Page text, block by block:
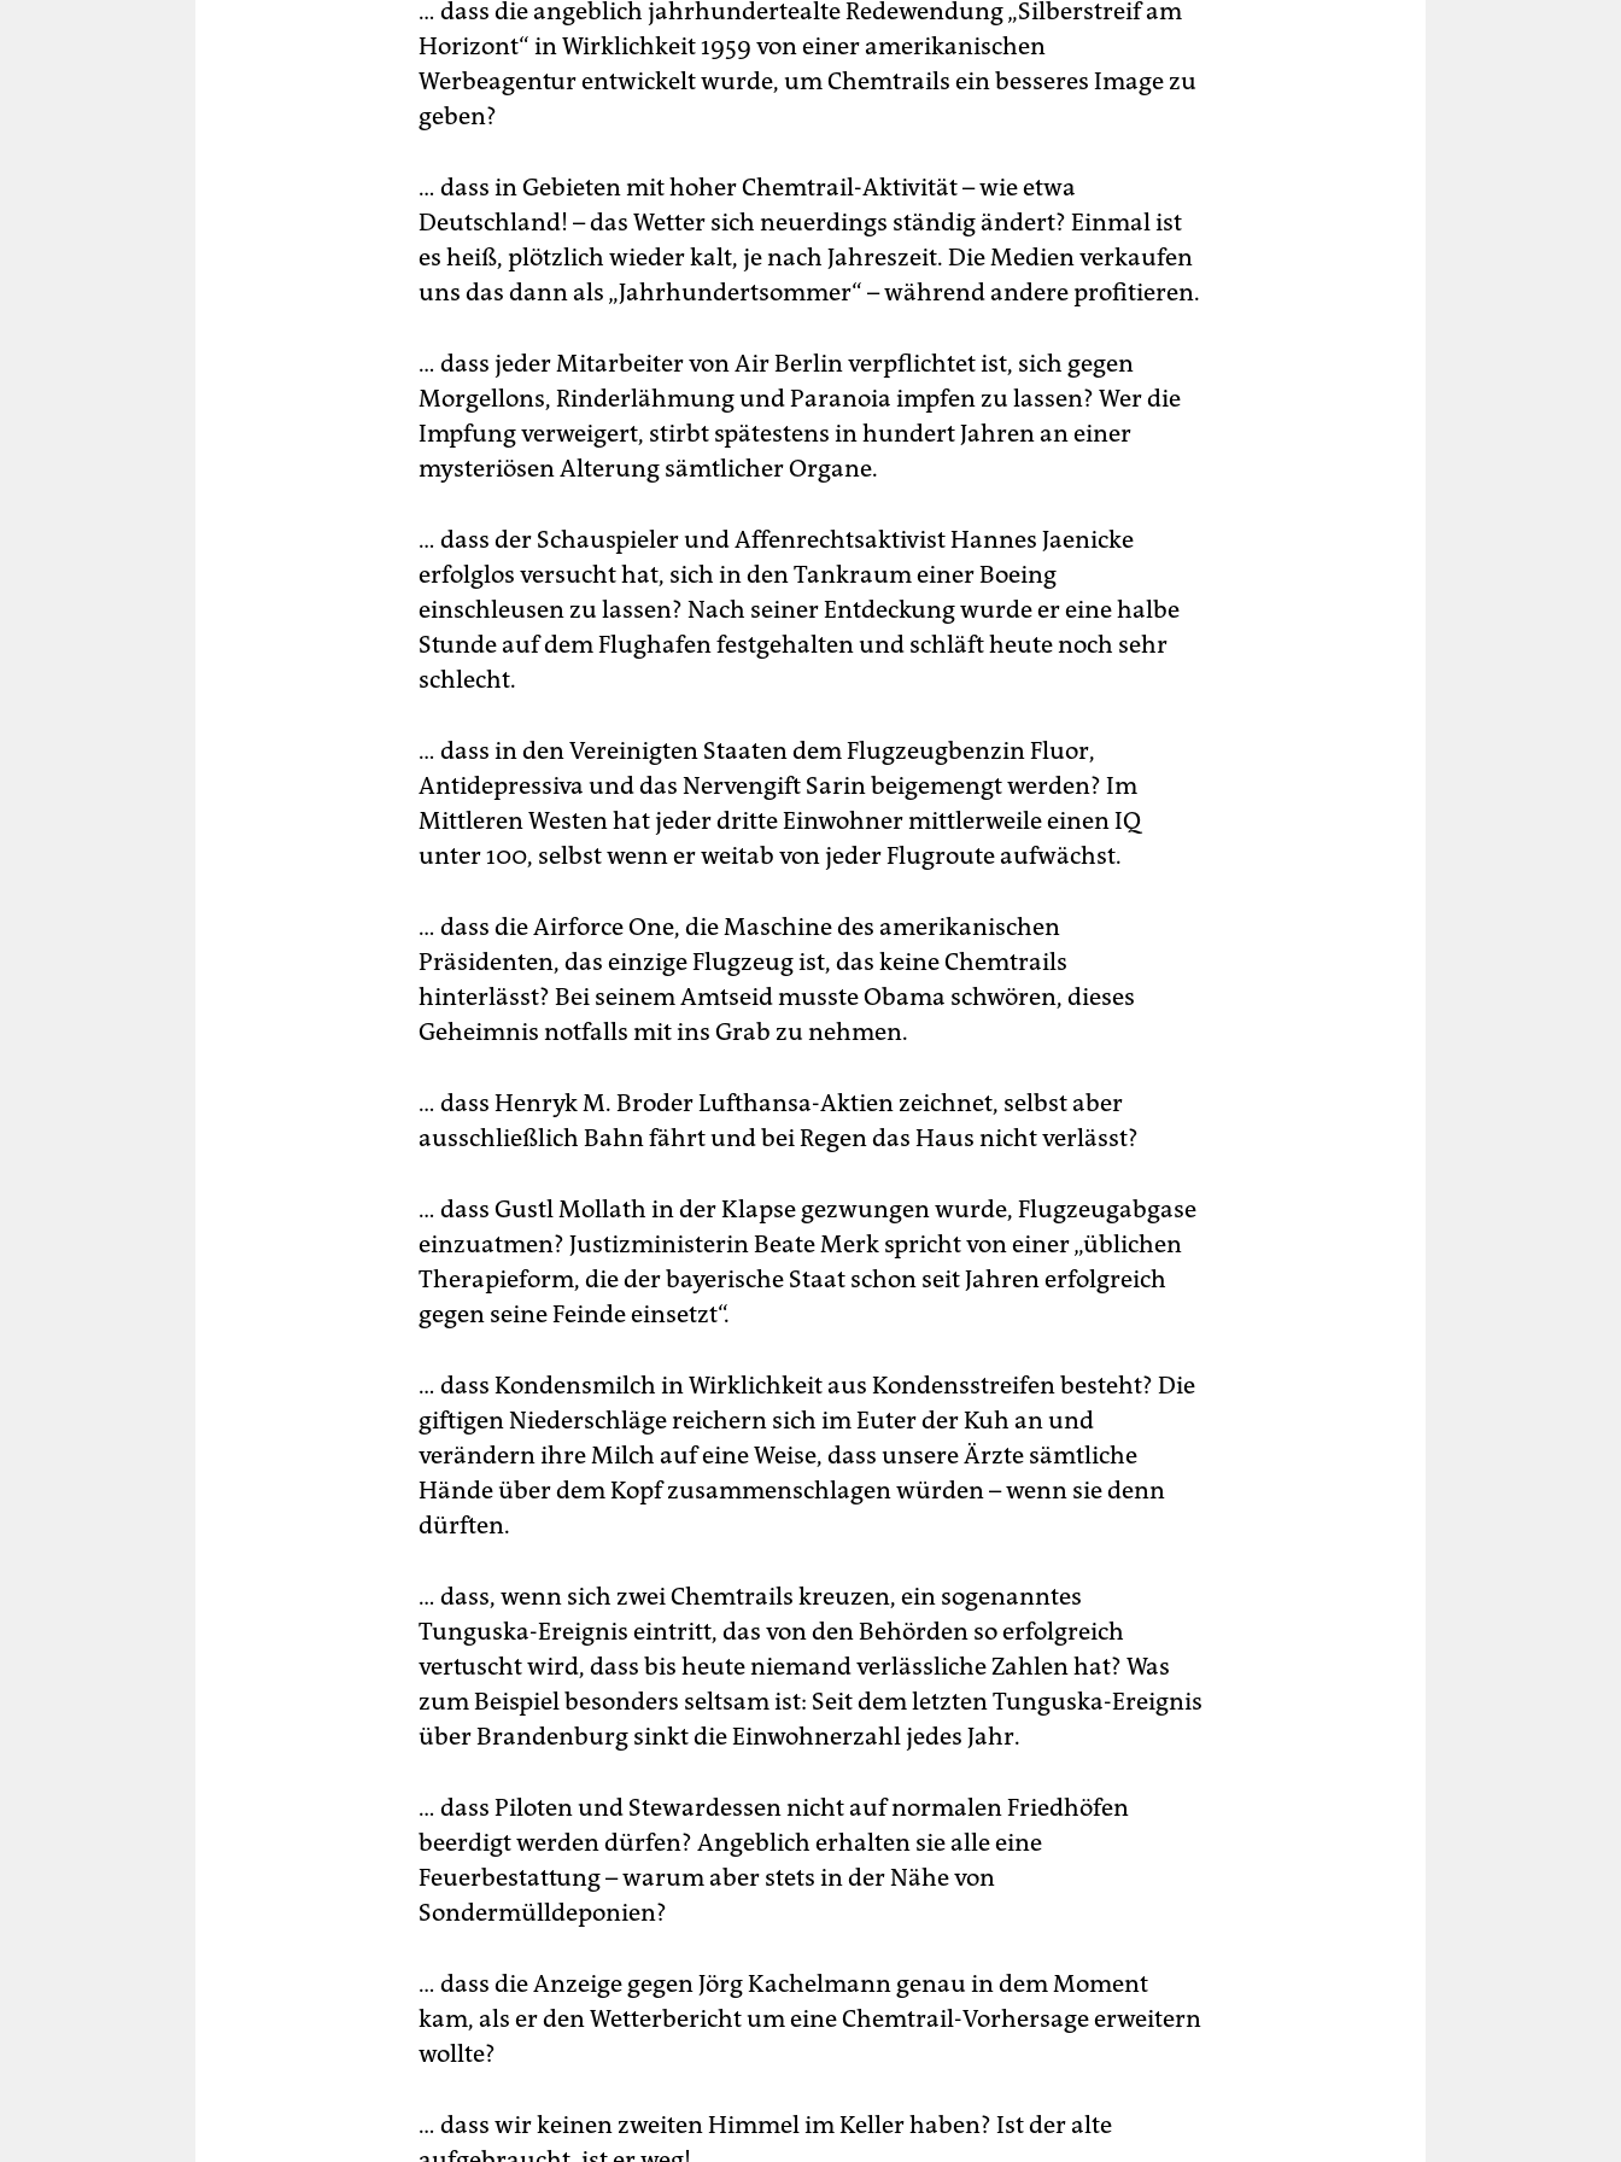
… dass die angeblich jahrhundertealte Redewendung „Silberstreif am
Horizont“ in Wirklichkeit 1959 von einer amerikanischen
Werbeagentur entwickelt wurde, um Chemtrails ein besseres Image zu
geben?
… dass in Gebieten mit hoher Chemtrail-Aktivität – wie etwa
Deutschland! – das Wetter sich neuerdings ständig ändert? Einmal ist
es heiß, plötzlich wieder kalt, je nach Jahreszeit. Die Medien verkaufen
uns das dann als „Jahrhundertsommer“ – während andere profitieren.
… dass jeder Mitarbeiter von Air Berlin verpflichtet ist, sich gegen
Morgellons, Rinderlähmung und Paranoia impfen zu lassen? Wer die
Impfung verweigert, stirbt spätestens in hundert Jahren an einer
mysteriösen Alterung sämtlicher Organe.
… dass der Schauspieler und Affenrechtsaktivist Hannes Jaenicke
erfolglos versucht hat, sich in den Tankraum einer Boeing
einschleusen zu lassen? Nach seiner Entdeckung wurde er eine halbe
Stunde auf dem Flughafen festgehalten und schläft heute noch sehr
schlecht.
… dass in den Vereinigten Staaten dem Flugzeugbenzin Fluor,
Antidepressiva und das Nervengift Sarin beigemengt werden? Im
Mittleren Westen hat jeder dritte Einwohner mittlerweile einen IQ
unter 100, selbst wenn er weitab von jeder Flugroute aufwächst.
… dass die Airforce One, die Maschine des amerikanischen
Präsidenten, das einzige Flugzeug ist, das keine Chemtrails
hinterlässt? Bei seinem Amtseid musste Obama schwören, dieses
Geheimnis notfalls mit ins Grab zu nehmen.
… dass Henryk M. Broder Lufthansa-Aktien zeichnet, selbst aber
ausschließlich Bahn fährt und bei Regen das Haus nicht verlässt?
… dass Gustl Mollath in der Klapse gezwungen wurde, Flugzeugabgase
einzuatmen? Justizministerin Beate Merk spricht von einer „üblichen
Therapieform, die der bayerische Staat schon seit Jahren erfolgreich
gegen seine Feinde einsetzt“.
… dass Kondensmilch in Wirklichkeit aus Kondensstreifen besteht? Die
giftigen Niederschläge reichern sich im Euter der Kuh an und
verändern ihre Milch auf eine Weise, dass unsere Ärzte sämtliche
Hände über dem Kopf zusammenschlagen würden – wenn sie denn
dürften.
… dass, wenn sich zwei Chemtrails kreuzen, ein sogenanntes
Tunguska-Ereignis eintritt, das von den Behörden so erfolgreich
vertuscht wird, dass bis heute niemand verlässliche Zahlen hat? Was
zum Beispiel besonders seltsam ist: Seit dem letzten Tunguska-Ereignis
über Brandenburg sinkt die Einwohnerzahl jedes Jahr.
… dass Piloten und Stewardessen nicht auf normalen Friedhöfen
beerdigt werden dürfen? Angeblich erhalten sie alle eine
Feuerbestattung – warum aber stets in der Nähe von
Sondermülldeponien?
… dass die Anzeige gegen Jörg Kachelmann genau in dem Moment
kam, als er den Wetterbericht um eine Chemtrail-Vorhersage erweitern
wollte?
… dass wir keinen zweiten Himmel im Keller haben? Ist der alte